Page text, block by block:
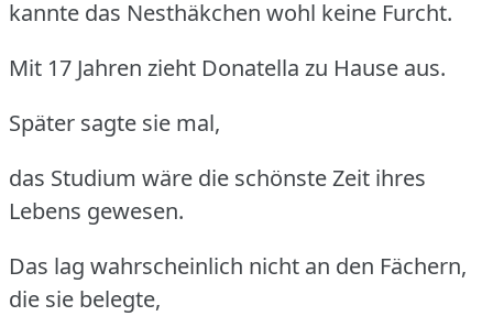
kannte das Nesthäkchen wohl keine Furcht.
Mit 17 Jahren zieht Donatella zu Hause aus.
Später sagte sie mal,
das Studium wäre die schönste Zeit ihres
Lebens gewesen.
Das lag wahrscheinlich nicht an den Fächern,
die sie belegte,